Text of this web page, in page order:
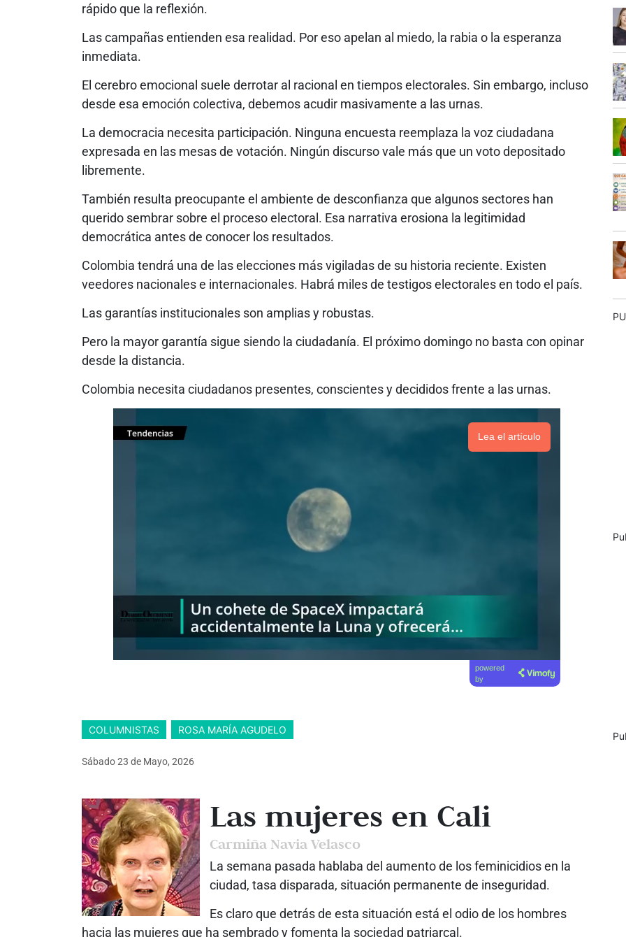
rápido que la reflexión.
Las campañas entienden esa realidad. Por eso apelan al miedo, la rabia o la esperanza
inmediata.
El cerebro emocional suele derrotar al racional en tiempos electorales. Sin embargo, incluso
desde esa emoción colectiva, debemos acudir masivamente a las urnas.
La democracia necesita participación. Ninguna encuesta reemplaza la voz ciudadana
expresada en las mesas de votación. Ningún discurso vale más que un voto depositado
libremente.
También resulta preocupante el ambiente de desconfianza que algunos sectores han
querido sembrar sobre el proceso electoral. Esa narrativa erosiona la legitimidad
democrática antes de conocer los resultados.
Colombia tendrá una de las elecciones más vigiladas de su historia reciente. Existen
veedores nacionales e internacionales. Habrá miles de testigos electorales en todo el país.
Las garantías institucionales son amplias y robustas.
Pero la mayor garantía sigue siendo la ciudadanía. El próximo domingo no basta con opinar
desde la distancia.
Colombia necesita ciudadanos presentes, conscientes y decididos frente a las urnas.
Lea el artículo
powered
by
COLUMNISTAS ROSA MARÍA AGUDELO
Sábado 23 de Mayo, 2026
Las mujeres en Cali
Carmiña Navia Velasco
La semana pasada hablaba del aumento de los feminicidios en la
ciudad, tasa disparada, situación permanente de inseguridad.
Es claro que detrás de esta situación está el odio de los hombres
hacia las mujeres que ha sembrado y fomenta la sociedad patriarcal.